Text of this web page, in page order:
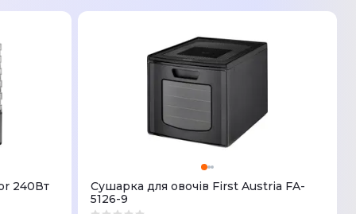
240Вт
Сушарка для овочів First Austria FA-
5126-9